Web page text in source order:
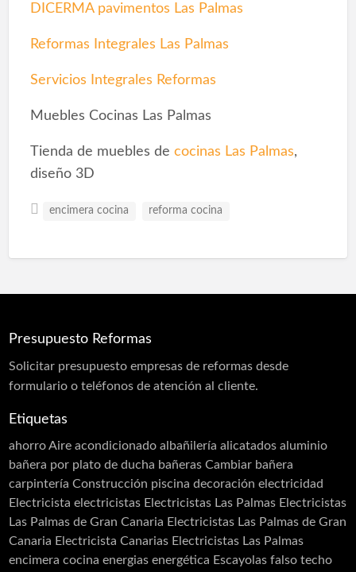
DICERMA pavimentos Las Palmas
Reformas Integrales Las Palmas
Servicios Integrales Reformas
Muebles Cocinas Las Palmas
Tienda de muebles de cocinas Las Palmas,
diseño 3D
encimera cocina reforma cocina
Presupuesto Reformas
Solicitar presupuestoempresas de reformas desde
formulario o teléfonos de atención al cliente.
Etiquetas
ahorro Aire acondicionado albañilería alicatados aluminio
bañera por plato de ducha bañeras Cambiar bañera
carpintería Construcción piscina decoración electricidad
Electricista electricistas Electricistas Las Palmas Electricistas
Las Palmas de Gran Canaria Electricistas Las Palmas de Gran
Canaria Electricista Canarias Electricistas Las Palmas
encimera cocina energias energética Escayolas falso techo